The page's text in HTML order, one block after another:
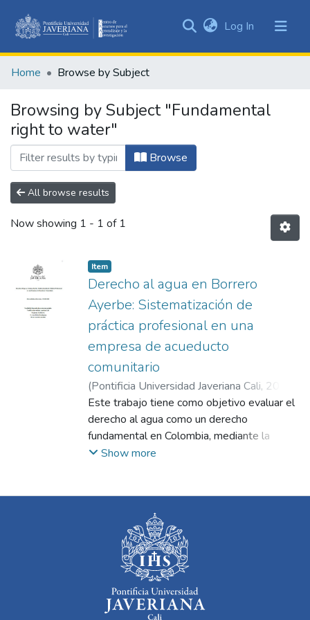
&
All of DSpace
Log In (current)
Home Browse by Subject
Browsing by Subject "Fundamental
right to water"
Browse
All browse results
Now showing 1 - 1 of 1
Item
Derecho al agua en Borrero
Ayerbe: Sistematización de
práctica profesional en una
empresa de acueducto
comunitario
(Pontificia Universidad Javeriana Cali, 2024
Motoa Zamorano, Sharon;Domínguez
Angulo, Juan Pablo
Este trabajo tiene como objetivo evaluar el
derecho al agua como un derecho
fundamental en Colombia, mediante la
práctica profesional realizada en la
buscó identificar prácticas que vulneran
derechos fundamentales, especialmente en
usuarios en situación de vulnerabilidad, y
proponer estrategias que permitan a la
empresa ajustar sus acciones al marco legal
vigente.
Show more